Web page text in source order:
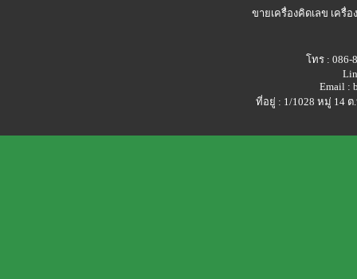
ขายเครื่องคิดเลข เครื่
โทร : 086-
Email :
ที่อยู่ : 1/1028 หมู่ 14 ต.